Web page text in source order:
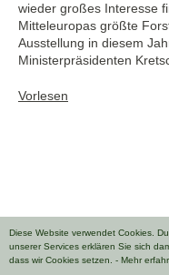
Diese Website verwendet Cookies.
unserer Services erklären Sie sich
dass wir Cookies setzen. - Mehr
wieder großes Interesse
Mitteleuropas größte
Ausstellung in diesem
Ministerpräsidenten
Vorlesen